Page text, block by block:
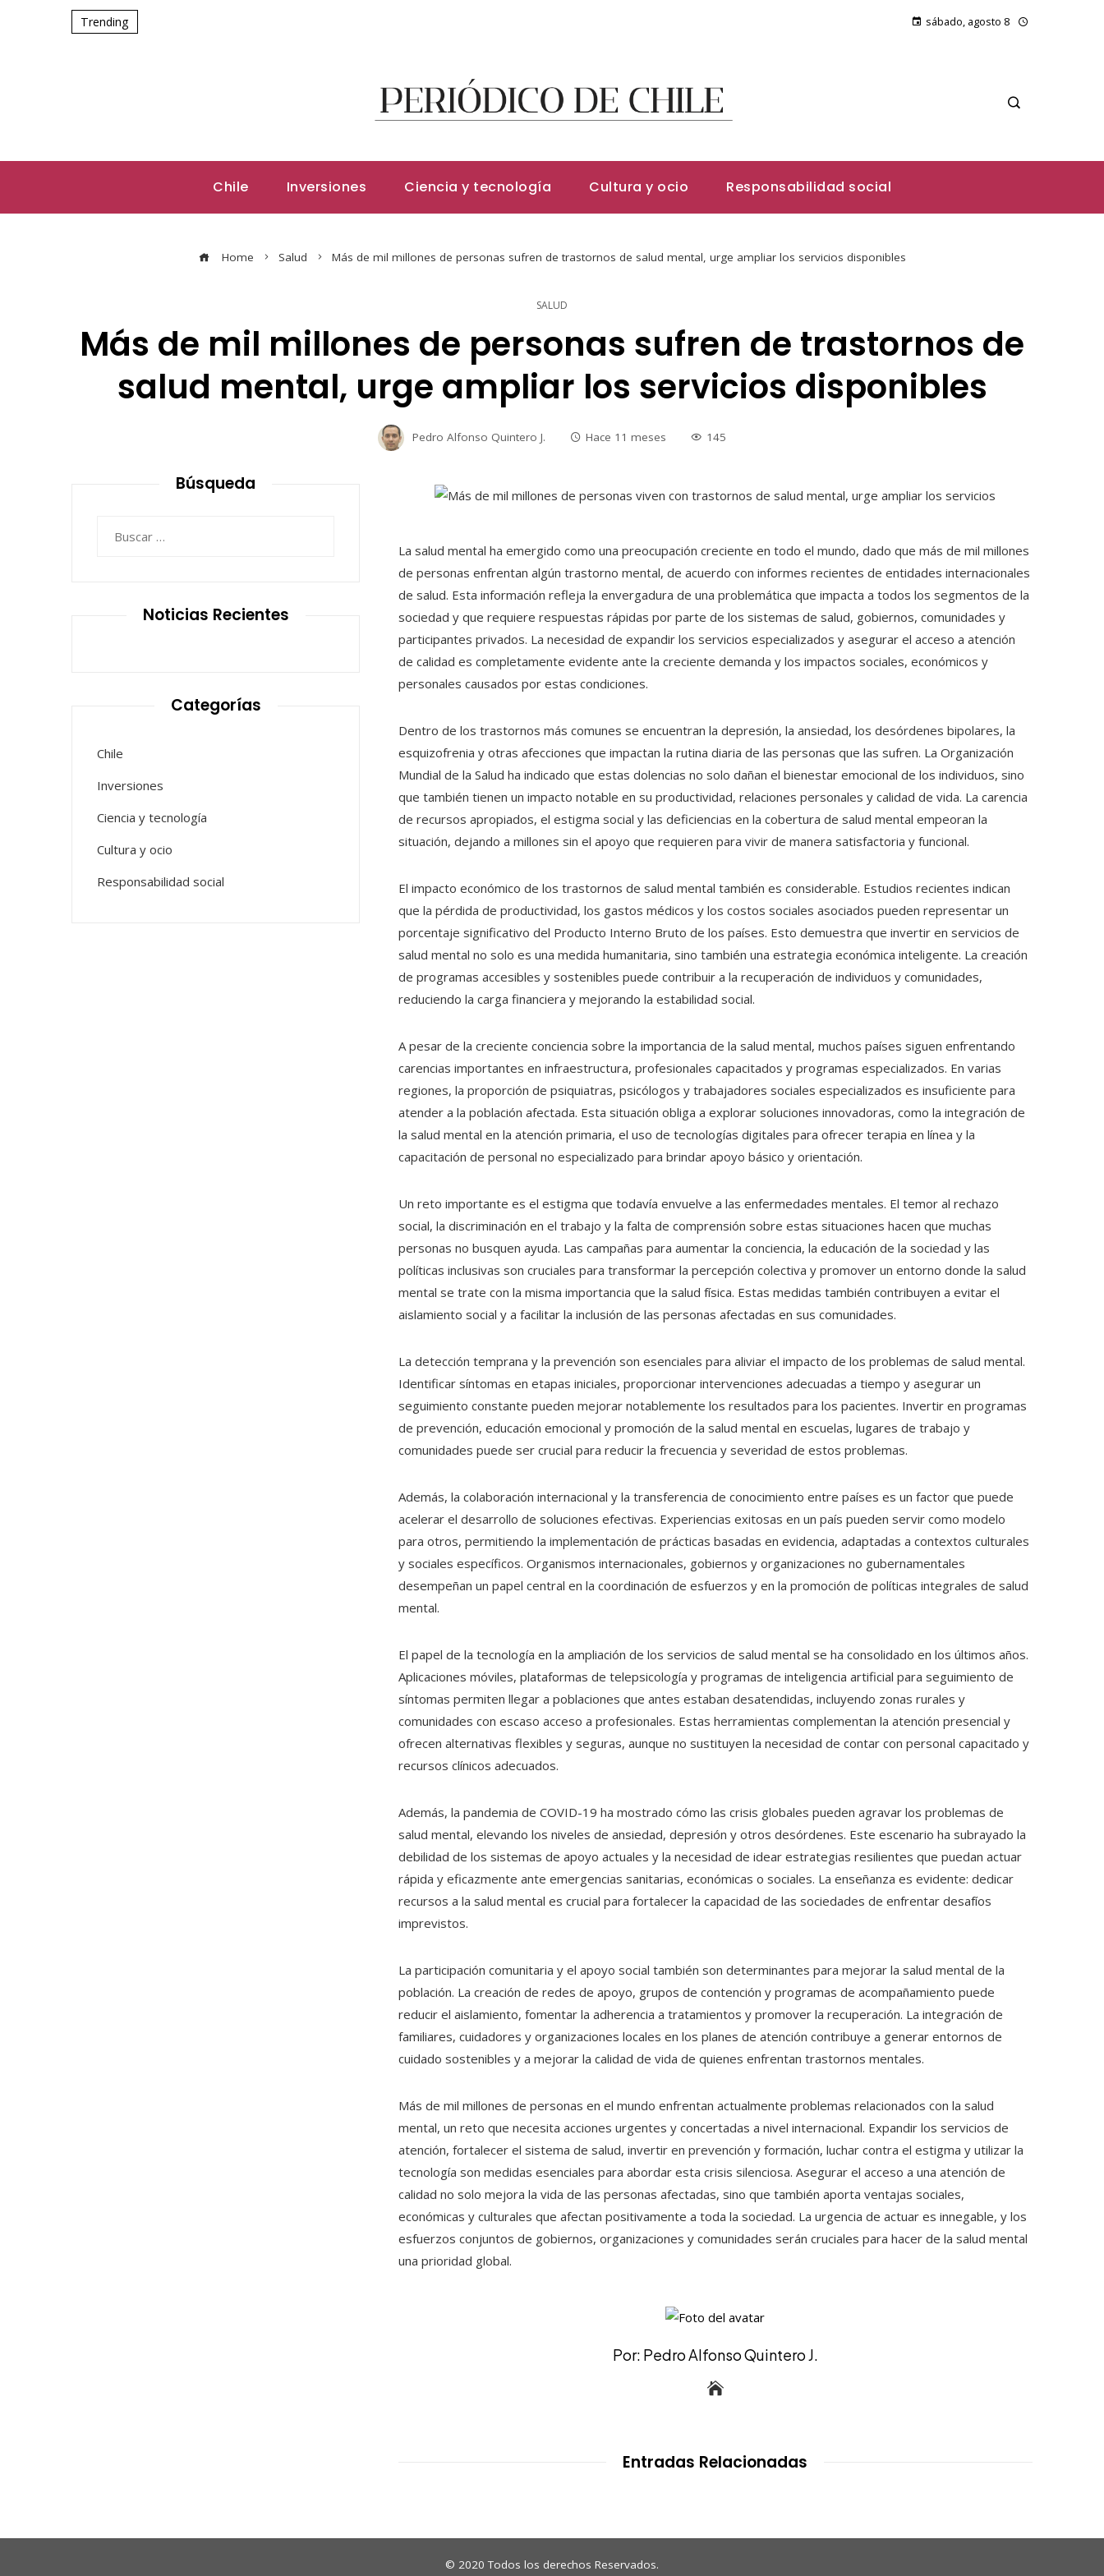
Trending sábado, agosto 8
Chile Inversiones Ciencia y tecnología Cultura y ocio Responsabilidad social
Home Salud Más de mil millones de personas sufren de trastornos de salud mental, urge ampliar los servicios disponibles
SALUD
Más de mil millones de personas sufren de trastornos de
salud mental, urge ampliar los servicios disponibles
Pedro Alfonso Quintero J. Hace 11 meses 145
La salud mental ha emergido como una preocupación creciente en todo el mundo, dado que más de mil millones
de personas enfrentan algún trastorno mental, de acuerdo con informes recientes de entidades internacionales
de salud. Esta información refleja la envergadura de una problemática que impacta a todos los segmentos de la
sociedad y que requiere respuestas rápidas por parte de los sistemas de salud, gobiernos, comunidades y
participantes privados. La necesidad de expandir los servicios especializados y asegurar el acceso a atención
de calidad es completamente evidente ante la creciente demanda y los impactos sociales, económicos y
personales causados por estas condiciones.
Dentro de los trastornos más comunes se encuentran la depresión, la ansiedad, los desórdenes bipolares, la
esquizofrenia y otras afecciones que impactan la rutina diaria de las personas que las sufren. La Organización
Mundial de la Salud ha indicado que estas dolencias no solo dañan el bienestar emocional de los individuos, sino
que también tienen un impacto notable en su productividad, relaciones personales y calidad de vida. La carencia
de recursos apropiados, el estigma social y las deficiencias en la cobertura de salud mental empeoran la
situación, dejando a millones sin el apoyo que requieren para vivir de manera satisfactoria y funcional.
El impacto económico de los trastornos de salud mental también es considerable. Estudios recientes indican
que la pérdida de productividad, los gastos médicos y los costos sociales asociados pueden representar un
porcentaje significativo del Producto Interno Bruto de los países. Esto demuestra que invertir en servicios de
salud mental no solo es una medida humanitaria, sino también una estrategia económica inteligente. La creación
de programas accesibles y sostenibles puede contribuir a la recuperación de individuos y comunidades,
reduciendo la carga financiera y mejorando la estabilidad social.
A pesar de la creciente conciencia sobre la importancia de la salud mental, muchos países siguen enfrentando
carencias importantes en infraestructura, profesionales capacitados y programas especializados. En varias
regiones, la proporción de psiquiatras, psicólogos y trabajadores sociales especializados es insuficiente para
atender a la población afectada. Esta situación obliga a explorar soluciones innovadoras, como la integración de
la salud mental en la atención primaria, el uso de tecnologías digitales para ofrecer terapia en línea y la
capacitación de personal no especializado para brindar apoyo básico y orientación.
Un reto importante es el estigma que todavía envuelve a las enfermedades mentales. El temor al rechazo
social, la discriminación en el trabajo y la falta de comprensión sobre estas situaciones hacen que muchas
personas no busquen ayuda. Las campañas para aumentar la conciencia, la educación de la sociedad y las
políticas inclusivas son cruciales para transformar la percepción colectiva y promover un entorno donde la salud
mental se trate con la misma importancia que la salud física. Estas medidas también contribuyen a evitar el
aislamiento social y a facilitar la inclusión de las personas afectadas en sus comunidades.
La detección temprana y la prevención son esenciales para aliviar el impacto de los problemas de salud mental.
Identificar síntomas en etapas iniciales, proporcionar intervenciones adecuadas a tiempo y asegurar un
seguimiento constante pueden mejorar notablemente los resultados para los pacientes. Invertir en programas
de prevención, educación emocional y promoción de la salud mental en escuelas, lugares de trabajo y
comunidades puede ser crucial para reducir la frecuencia y severidad de estos problemas.
Además, la colaboración internacional y la transferencia de conocimiento entre países es un factor que puede
acelerar el desarrollo de soluciones efectivas. Experiencias exitosas en un país pueden servir como modelo
para otros, permitiendo la implementación de prácticas basadas en evidencia, adaptadas a contextos culturales
y sociales específicos. Organismos internacionales, gobiernos y organizaciones no gubernamentales
desempeñan un papel central en la coordinación de esfuerzos y en la promoción de políticas integrales de salud
mental.
El papel de la tecnología en la ampliación de los servicios de salud mental se ha consolidado en los últimos años.
Aplicaciones móviles, plataformas de telepsicología y programas de inteligencia artificial para seguimiento de
síntomas permiten llegar a poblaciones que antes estaban desatendidas, incluyendo zonas rurales y
comunidades con escaso acceso a profesionales. Estas herramientas complementan la atención presencial y
ofrecen alternativas flexibles y seguras, aunque no sustituyen la necesidad de contar con personal capacitado y
recursos clínicos adecuados.
Además, la pandemia de COVID-19 ha mostrado cómo las crisis globales pueden agravar los problemas de
salud mental, elevando los niveles de ansiedad, depresión y otros desórdenes. Este escenario ha subrayado la
debilidad de los sistemas de apoyo actuales y la necesidad de idear estrategias resilientes que puedan actuar
rápida y eficazmente ante emergencias sanitarias, económicas o sociales. La enseñanza es evidente: dedicar
recursos a la salud mental es crucial para fortalecer la capacidad de las sociedades de enfrentar desafíos
imprevistos.
La participación comunitaria y el apoyo social también son determinantes para mejorar la salud mental de la
población. La creación de redes de apoyo, grupos de contención y programas de acompañamiento puede
reducir el aislamiento, fomentar la adherencia a tratamientos y promover la recuperación. La integración de
familiares, cuidadores y organizaciones locales en los planes de atención contribuye a generar entornos de
cuidado sostenibles y a mejorar la calidad de vida de quienes enfrentan trastornos mentales.
Más de mil millones de personas en el mundo enfrentan actualmente problemas relacionados con la salud
mental, un reto que necesita acciones urgentes y concertadas a nivel internacional. Expandir los servicios de
atención, fortalecer el sistema de salud, invertir en prevención y formación, luchar contra el estigma y utilizar la
tecnología son medidas esenciales para abordar esta crisis silenciosa. Asegurar el acceso a una atención de
calidad no solo mejora la vida de las personas afectadas, sino que también aporta ventajas sociales,
económicas y culturales que afectan positivamente a toda la sociedad. La urgencia de actuar es innegable, y los
esfuerzos conjuntos de gobiernos, organizaciones y comunidades serán cruciales para hacer de la salud mental
una prioridad global.
Por: Pedro Alfonso Quintero J.
Entradas Relacionadas
Búsqueda
Noticias Recientes
Categorías
Chile
Inversiones
Ciencia y tecnología
Cultura y ocio
Responsabilidad social
© 2020 Todos los derechos Reservados.